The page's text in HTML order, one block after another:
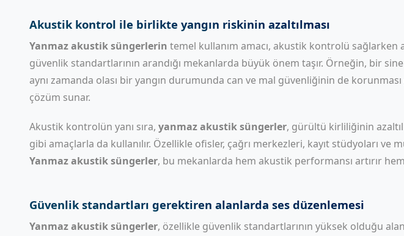
Akustik kontrol ile birlikte yangın riskinin azaltılması
Yanmaz akustik süngerlerin temel kullanım amacı, akustik kontrolü
güvenlik standartlarının arandığı mekanlarda büyük önem taşır. Örneğin, bir
aynı zamanda olası bir yangın durumunda can ve mal güvenliğinin de
çözüm sunar.
Akustik kontrolün yanı sıra, yanmaz akustik süngerler, gürültü kirliliğinin
gibi amaçlarla da kullanılır. Özellikle ofisler, çağrı merkezleri, kayıt stüdyoları ve
Yanmaz akustik süngerler, bu mekanlarda hem akustik performansı artırır hem
Güvenlik standartları gerektiren alanlarda ses düzenlemesi
Yanmaz akustik süngerler, özellikle güvenlik standartlarının yüksek olduğu